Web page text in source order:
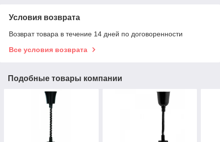
Условия возврата
Возврат товара в течение 14 дней по договоренности
Все условия возврата
Подобные товары компании